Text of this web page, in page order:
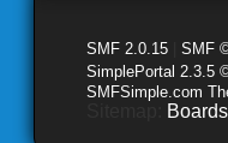
SMF 2.0.15 SMF
SimplePortal 2.3.5
SMFSimple.com
Boards